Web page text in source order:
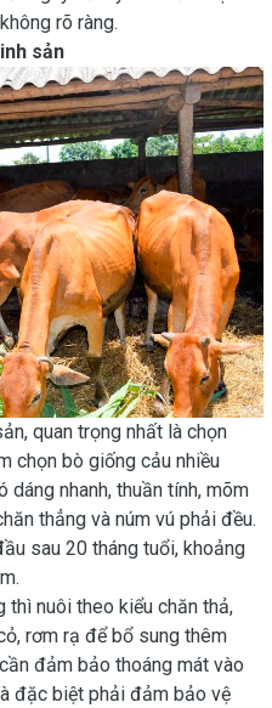
rõ ràng.
sản
quan trọng nhất là chọn
chọn bò giống cảu nhiều
nhanh, thuần tính, mõm
thẳng và núm vú phải đều.
sau 20 tháng tuổi, khoảng
thì nuôi theo kiểu chăn thả,
rơm rạ để bổ sung thêm
đảm bảo thoáng mát vào
đặc biệt phải đảm bảo vệ